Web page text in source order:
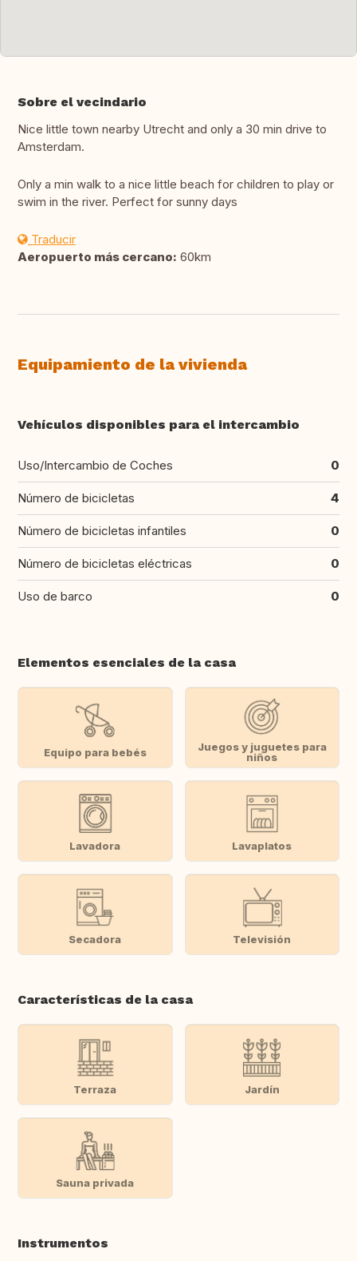
Sobre el vecindario
Nice little town nearby Utrecht and only a 30 min drive to
Amsterdam.
Only a min walk to a nice little beach for children to play or
swim in the river. Perfect for sunny days
Traducir
Aeropuerto más cercano: 60km
Equipamiento de la vivienda
Vehículos disponibles para el intercambio
Uso/Intercambio de Coches 0
Número de bicicletas 4
Número de bicicletas infantiles 0
Número de bicicletas eléctricas 0
Uso de barco 0
Elementos esenciales de la casa
Equipo para bebés
Juegos y juguetes para
niños
Lavadora Lavaplatos
Secadora Televisión
Características de la casa
Terraza Jardín
Sauna privada
Instrumentos